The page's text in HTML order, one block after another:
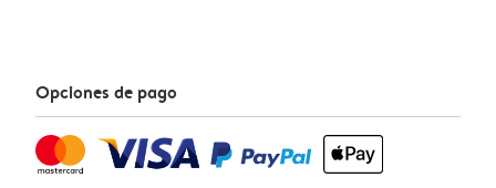
Opciones de pago